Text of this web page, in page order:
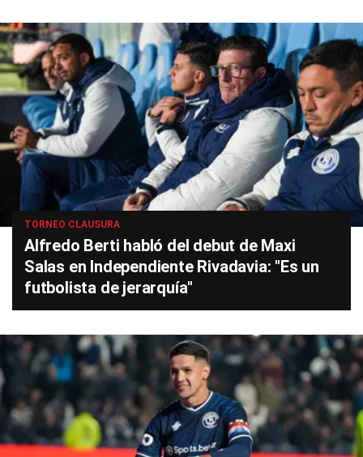
TORNEO CLAUSURA
Alfredo Berti habló del debut de Maxi
Salas en Independiente Rivadavia: "Es un
futbolista de jerarquía"